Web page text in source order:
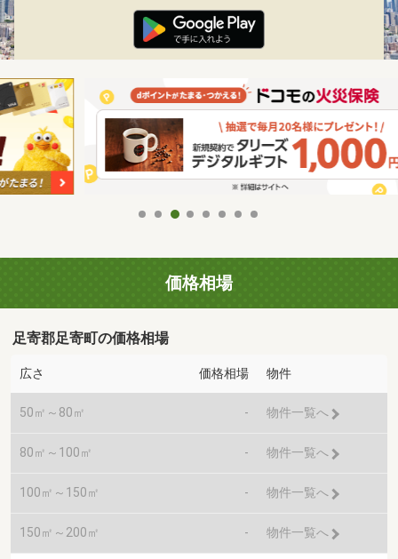
価格相場
足寄郡足寄町の価格相場
広さ 価格相場 物件
50㎡～80㎡ - 物件一覧へ
80㎡～100㎡ - 物件一覧へ
100㎡～150㎡ - 物件一覧へ
150㎡～200㎡ - 物件一覧へ